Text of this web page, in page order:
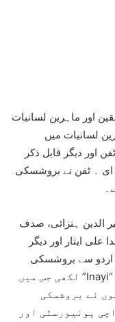
اور ماہرین لسانیات
لسانیات میں
اور دیگر قابل ذکر
ای ۔ ٹفن نے بروشسکی
الدین ہنزائی، صدف
ایثار اور دیگر
اردو سے بروشسکی
لغت تصنیف کی اور اس کے علاوہ ایک کتاب “Inayi” لکھی جس میں
نے بروشسکی
یونیورسٹی اور